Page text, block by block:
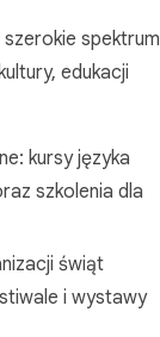
szerokie spektrum
edukacji
kursy języka
szkolenia dla
świąt
i wystawy